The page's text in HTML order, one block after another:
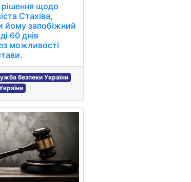
щодо
Стахіва,
йому запобіжний
60 днів
можливості
безпеки України